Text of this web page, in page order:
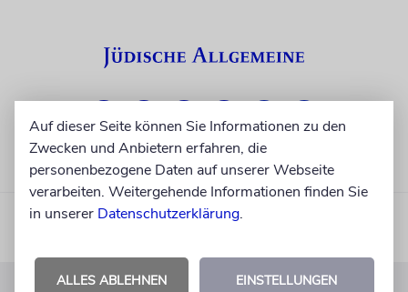
Auf dieser Seite können Sie Informationen zu den
Zwecken und Anbietern erfahren, die
personenbezogene Daten auf unserer Webseite
verarbeiten. Weitergehende Informationen finden Sie
in unserer Datenschutzerklärung.
ALLES ABLEHNEN EINSTELLUNGEN